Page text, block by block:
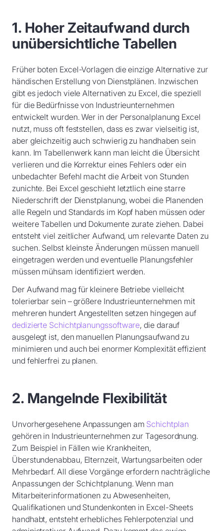
1. Hoher Zeitaufwand durch
unübersichtliche Tabellen
Früher boten Excel-Vorlagen die einzige Alternative zur
händischen Erstellung von Dienstplänen. Inzwischen
gibt es jedoch viele Alternativen zu Excel, die speziell
für die Bedürfnisse von Industrieunternehmen
entwickelt wurden. Wer in der Personalplanung Excel
nutzt, muss oft feststellen, dass es zwar vielseitig ist,
aber gleichzeitig auch schwierig zu handhaben sein
kann. Im Tabellenwerk kann man leicht die Übersicht
verlieren und die Korrektur eines Fehlers oder ein
unbedachter Befehl macht die Arbeit von Stunden
zunichte. Bei Excel geschieht letztlich eine starre
Niederschrift der Dienstplanung, wobei die Planenden
alle Regeln und Standards im Kopf haben müssen oder
weitere Tabellen und Dokumente zurate ziehen. Dabei
entsteht viel zeitlicher Aufwand, um relevante Daten zu
suchen. Selbst kleinste Änderungen müssen manuell
eingetragen werden und eventuelle Planungsfehler
müssen mühsam identifiziert werden.
Der Aufwand mag für kleinere Betriebe vielleicht
tolerierbar sein – größere Industrieunternehmen mit
mehreren hundert Angestellten setzen hingegen auf
dedizierte Schichtplanungssoftware, die darauf
ausgelegt ist, den manuellen Planungsaufwand zu
minimieren und auch bei enormer Komplexität effizient
und fehlerfrei zu planen.
2. Mangelnde Flexibilität
Unvorhergesehene Anpassungen am Schichtplan
gehören in Industrieunternehmen zur Tagesordnung.
Zum Beispiel in Fällen wie Krankheiten,
Überstundenabbau, Elternzeit, Wartungsarbeiten oder
Mehrbedarf. All diese Vorgänge erfordern nachträgliche
Anpassungen der Schichtplanung. Wenn man
Mitarbeiterinformationen zu Abwesenheiten,
Qualifikationen und Stundenkonten in Excel-Sheets
handhabt, entsteht erhebliches Fehlerpotenzial und